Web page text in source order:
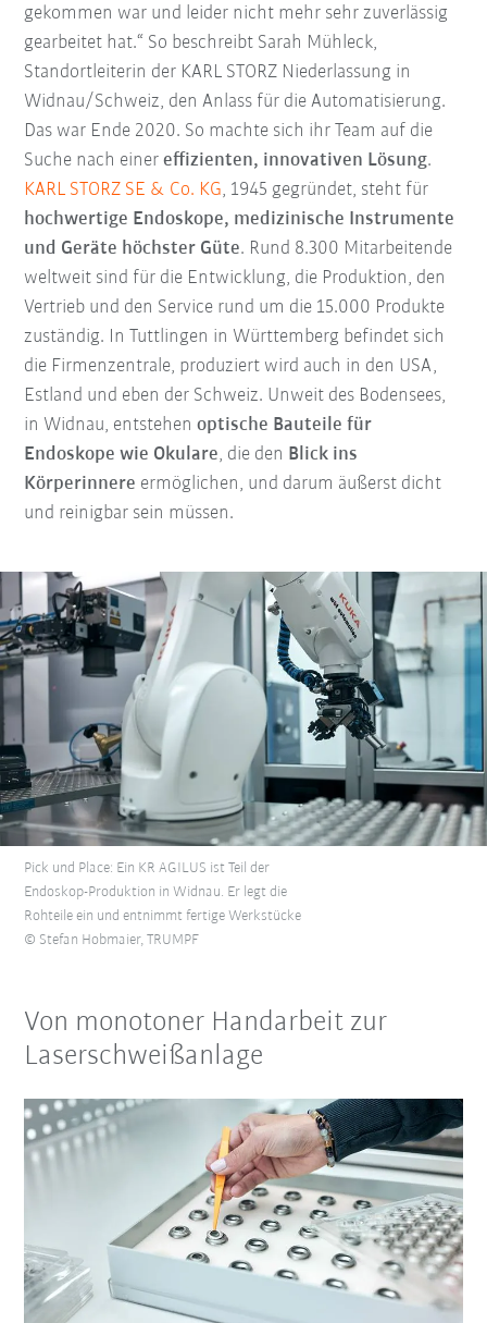
gekommen war und leider nicht mehr sehr zuverlässig
gearbeitet hat.“ So beschreibt Sarah Mühleck,
Standortleiterin der KARL STORZ Niederlassung in
Widnau/Schweiz, den Anlass für die Automatisierung.
Das war Ende 2020. So machte sich ihr Team auf die
Suche nach einereffizienten, innovativen Lösung.
KARL STORZ SE & Co. KG, 1945 gegründet, steht für
hochwertige Endoskope, medizinische Instrumente
und Geräte höchster Güte. Rund 8.300 Mitarbeitende
weltweit sind für die Entwicklung, die Produktion, den
Vertrieb und den Service rund um die 15.000 Produkte
zuständig. In Tuttlingen in Württemberg befindet sich
die Firmenzentrale, produziert wird auch in den USA,
Estland und eben der Schweiz. Unweit des Bodensees,
in Widnau, entstehenoptische Bauteile für
Endoskope wie Okulare, die den Blick ins
Körperinnere ermöglichen, und darum äußerst dicht
und reinigbar sein müssen.
Pick und Place: Ein KR AGILUS ist Teil der
Endoskop-Produktion in Widnau. Er legt die
Rohteile ein und entnimmt fertige Werkstücke
© Stefan Hobmaier, TRUMPF
Von monotoner Handarbeit zur
Laserschweißanlage